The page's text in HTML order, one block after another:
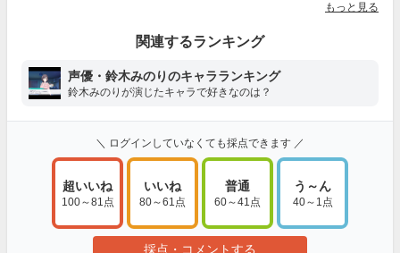
もっと見る
関連するランキング
声優・鈴木みのりのキャラランキング
鈴木みのりが演じたキャラで好きなのは？
＼ ログインしていなくても採点できます ／
超いいね
100～81点
いいね
80～61点
普通
60～41点
う～ん
40～1点
採点・コメントする